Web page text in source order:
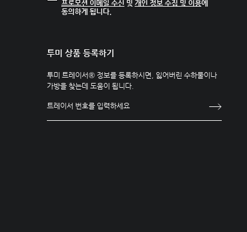
프로모션 이메일 수신 및 개인 정보 수집 및 이용에
동의하게 됩니다.
투미 상품 등록하기
투미 트레이서® 정보를 등록하시면, 잃어버린 수하물이나
가방을 찾는데 도움이 됩니다.